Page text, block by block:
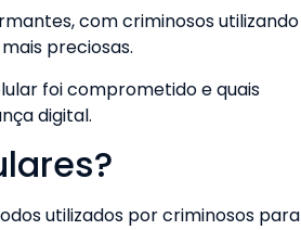
com criminosos utilizando
preciosas.
foi comprometido e quais
digital.
utilizados por criminosos para